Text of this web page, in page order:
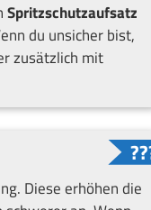
Spritzschutzaufsatz
du unsicher bist,
zusätzlich mit
Diese erhöhen die